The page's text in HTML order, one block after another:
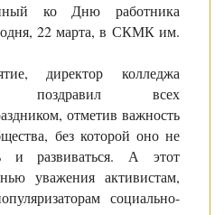
ко Дню работника
22 марта, в СКМК им.
директор колледжа
поздравил всех
отметив важность
без которой оно не
и развиваться. А этот
уважения активистам,
социально-